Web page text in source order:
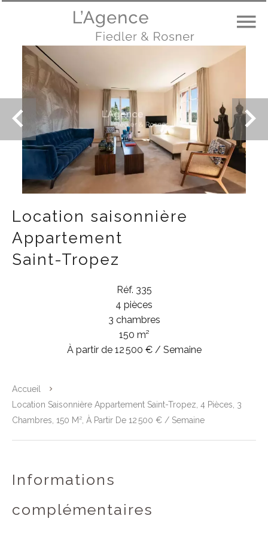
Location saisonnière
Appartement
Saint-Tropez
Réf. 335
4 pièces
3 chambres
150 m²
À partir de 12 500 € / Semaine
Accueil
Location Saisonnière Appartement Saint-Tropez, 4 Pièces, 3
Chambres, 150 M², À Partir De 12 500 € / Semaine
Informations
complémentaires